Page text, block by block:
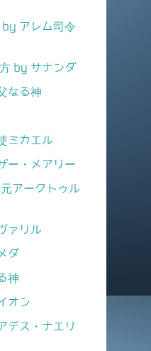
アレム司令
by サナンダ
なる神
ミカエル
ー・メアリー
アークトゥル
ァリル
ダ
神
オン
デス・ナエリ